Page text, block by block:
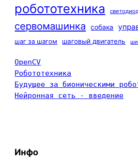
робототехника
сервомашинка собака
шаг за шагом шаговый двигатель
OpenCV
Робототехника
Будущее за бионическими
Нейронная сеть - введение
Инфо